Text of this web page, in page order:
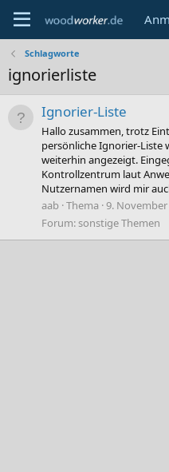
Schlagworte
ignorierliste
Ignorier-Liste
Hallo zusammen, trotz
persönliche Ignorier-Liste
weiterhin angezeigt.
Kontrollzentrum laut
Nutzernamen wird mir
aab Thema 9. November
Forum:sonstige Themen